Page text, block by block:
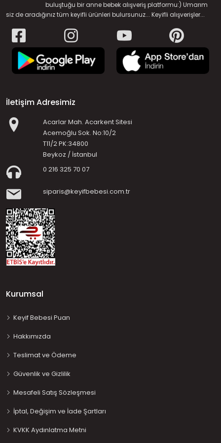
buluştuğu bir anne bebek alışveriş platformu:) Umarım
siz de aradığınız tüm keyifli ürünleri bulursunuz... Keyifli alışverişler...
İletişim Adresimiz
Acarlar Mah. Acarkent Sitesi
Acemoğlu Sok. No:10/2
T11/2 PK:34800
Beykoz / İstanbul
0 216 325 70 07
siparis@keyifbebesi.com.tr
Kurumsal
Keyif Bebesi Puan
Hakkımızda
Teslimat ve Ödeme
Güvenlik ve Gizlilik
Mesafeli Satış Sözleşmesi
İptal, Değişim ve İade Şartları
KVKK Aydınlatma Metni